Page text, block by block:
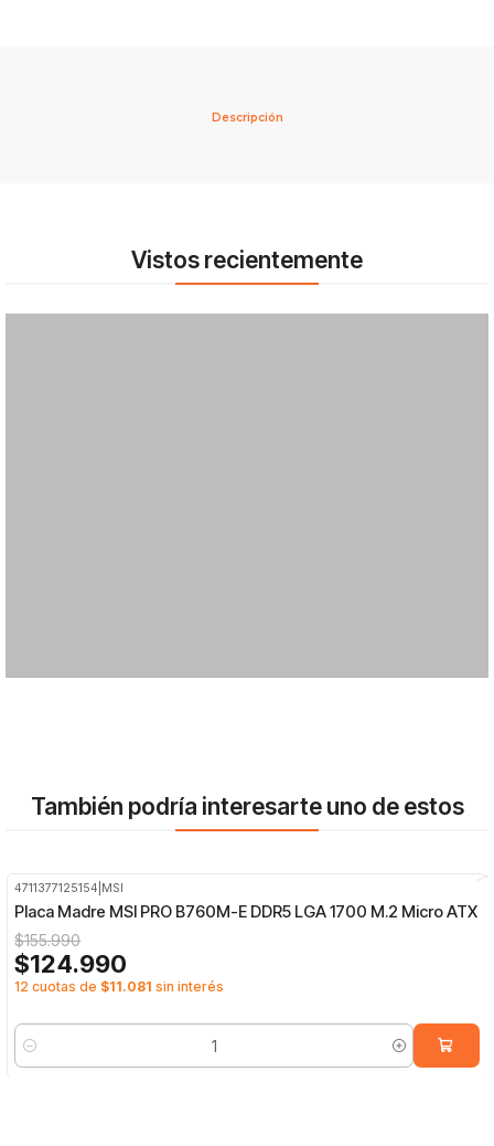
Descripción
Vistos recientemente
También podría interesarte uno de estos
4711377125154 MSI
Placa Madre MSI PRO B760M-E DDR5 LGA 1700 M.2 Micro ATX
$155.990
$124.990
12 cuotas de $11.081 sin interés
Cantidad